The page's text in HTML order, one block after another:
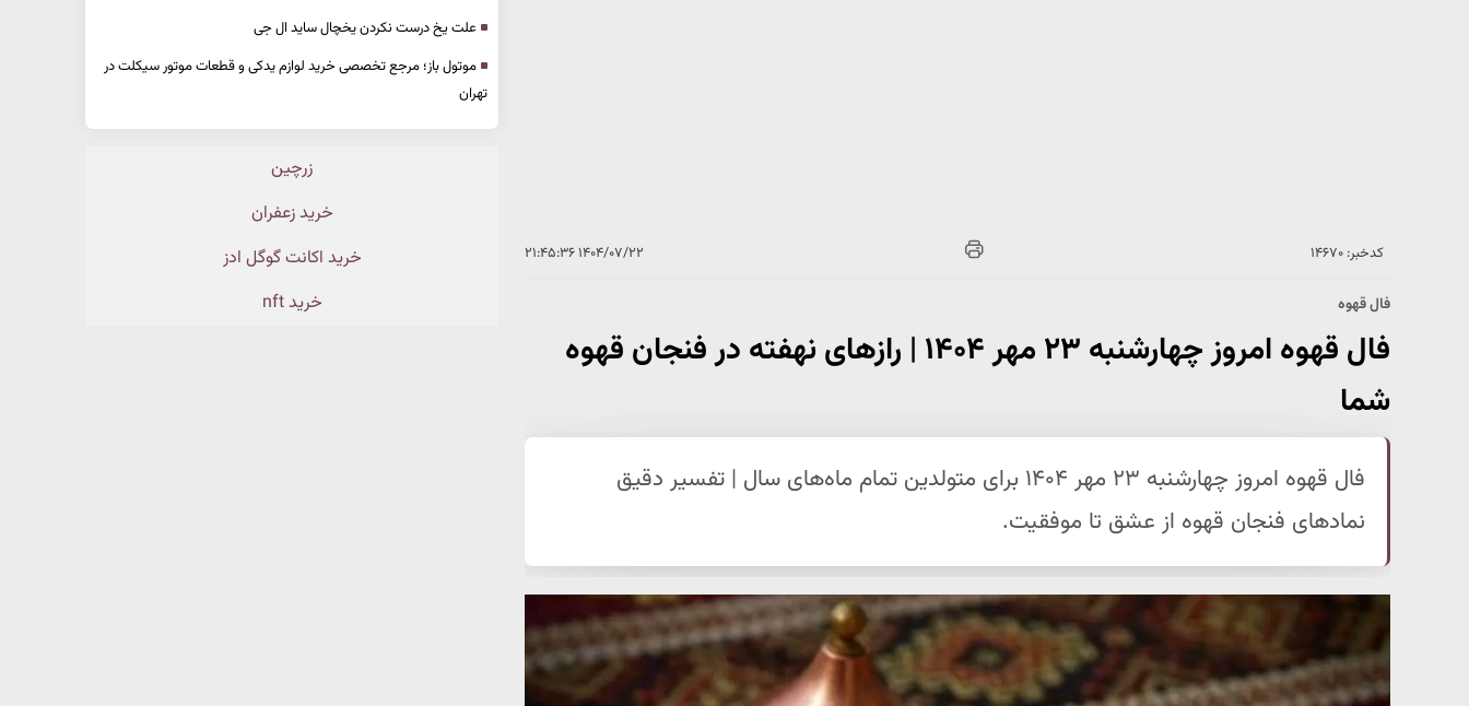
کدخبر: ۱۴۶۷۰ ۱۴۰۴/۰۷/۲۲ ۲۱:۴۵:۳۶
فال قهوه
فال قهوه امروز چهارشنبه ۲۳ مهر ۱۴۰۴ | رازهای نهفته در فنجان قهوه
شما
فال قهوه امروز چهارشنبه ۲۳ مهر ۱۴۰۴ برای متولدین تمام ماه‌های سال | تفسیر دقیق
نمادهای فنجان قهوه از عشق تا موفقیت.
علت یخ درست نکردن یخچال ساید ال جی
موتول باز؛ مرجع تخصصی خرید لوازم یدکی و قطعات موتور سیکلت در
تهران
زرچین
خرید زعفران
خرید اکانت گوگل ادز
خرید nft